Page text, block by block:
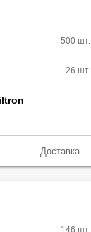
500 шт.
26 шт.
Доставка
146 шт.